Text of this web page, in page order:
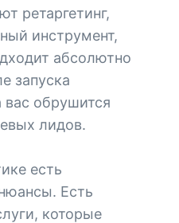
ретаргетинг,
инструмент,
абсолютно
запуска
вас обрушится
лидов.
есть
Есть
которые